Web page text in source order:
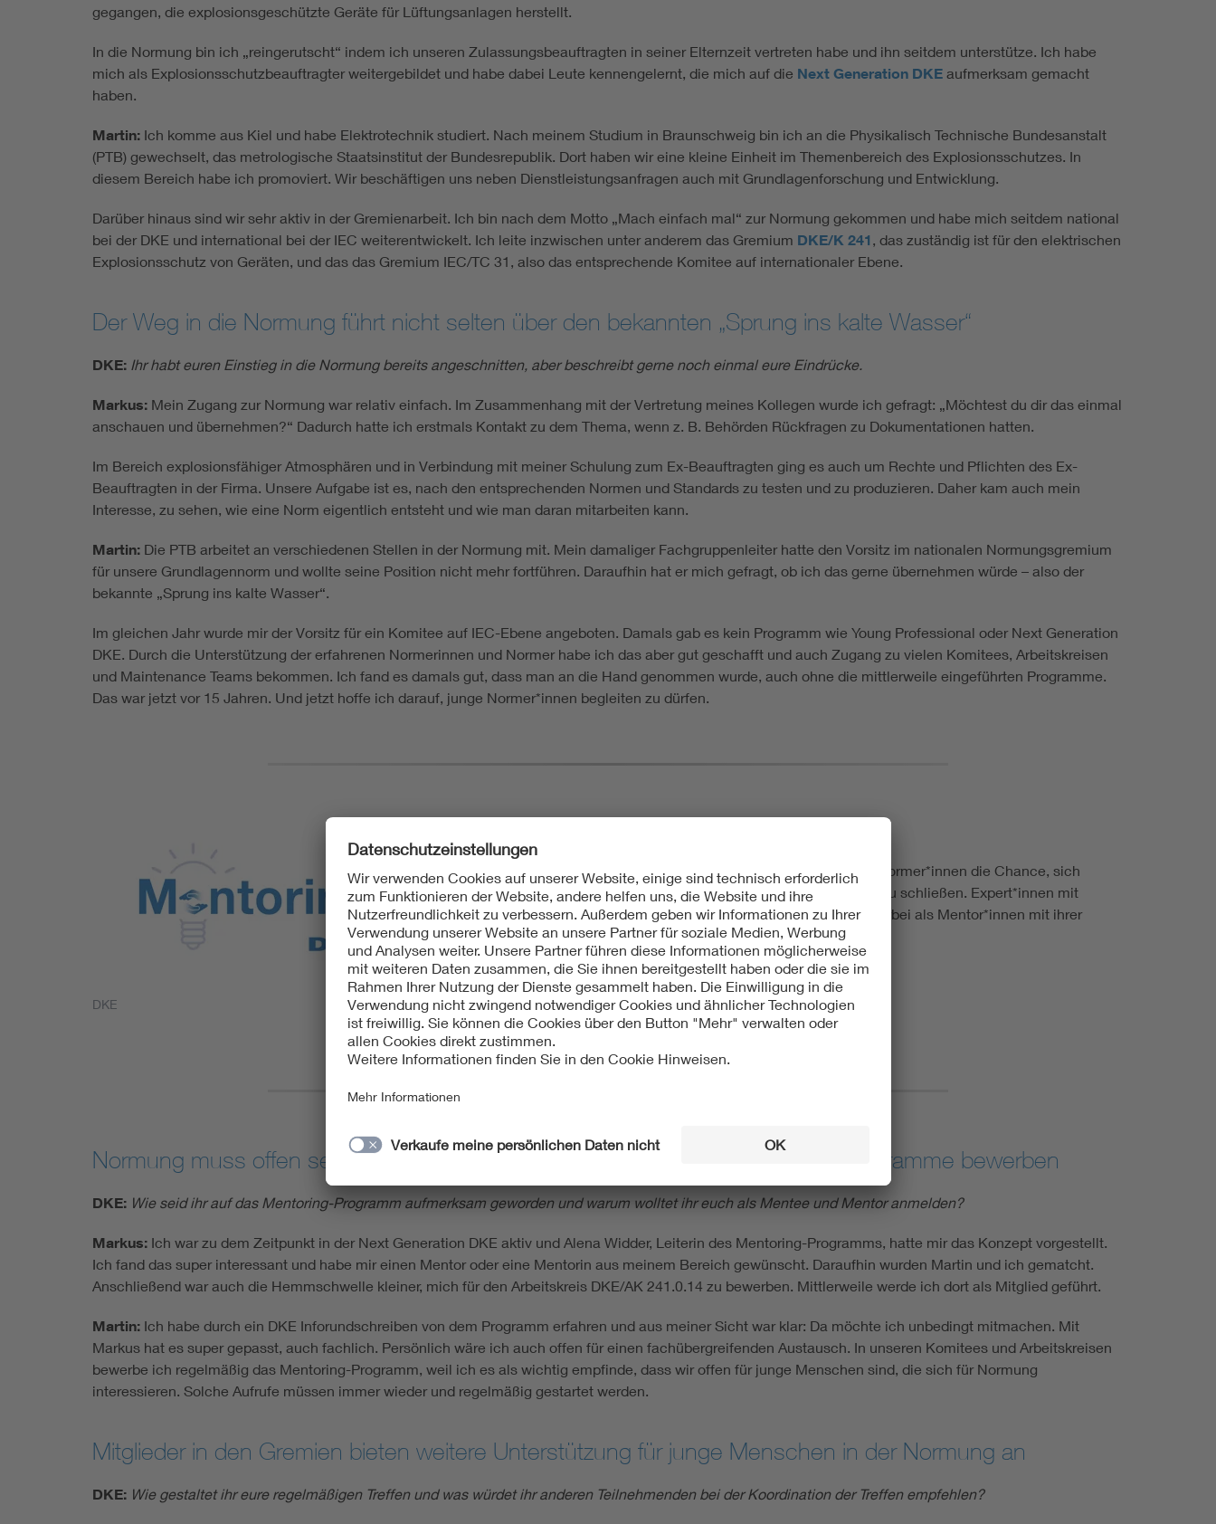
gegangen, die explosionsgeschützte Geräte für Lüftungsanlagen herstellt.
In die Normung bin ich „reingerutscht“ indem ich unseren Zulassungsbeauftragten in seiner Elternzeit vertreten habe und ihn seitdem unterstütze. Ich habe
mich als Explosionsschutzbeauftragter weitergebildet und habe dabei Leute kennengelernt, die mich auf die Next Generation DKE aufmerksam gemacht
haben.
Martin: Ich komme aus Kiel und habe Elektrotechnik studiert. Nach meinem Studium in Braunschweig bin ich an die Physikalisch Technische Bundesanstalt
(PTB) gewechselt, das metrologische Staatsinstitut der Bundesrepublik. Dort haben wir eine kleine Einheit im Themenbereich des Explosionsschutzes. In
diesem Bereich habe ich promoviert. Wir beschäftigen uns neben Dienstleistungsanfragen auch mit Grundlagenforschung und Entwicklung.
Darüber hinaus sind wir sehr aktiv in der Gremienarbeit. Ich bin nach dem Motto „Mach einfach mal“ zur Normung gekommen und habe mich seitdem national
bei der DKE und international bei der IEC weiterentwickelt. Ich leite inzwischen unter anderem das Gremium DKE/K 241 , das zuständig ist für den elektrischen
Explosionsschutz von Geräten, und das das Gremium IEC/TC 31, also das entsprechende Komitee auf internationaler Ebene.
Der Weg in die Normung führt nicht selten über den bekannten „Sprung ins kalte Wasser“
DKE: Ihr habt euren Einstieg in die Normung bereits angeschnitten, aber beschreibt gerne noch einmal eure Eindrücke.
Markus: Mein Zugang zur Normung war relativ einfach. Im Zusammenhang mit der Vertretung meines Kollegen wurde ich gefragt: „Möchtest du dir das einmal
anschauen und übernehmen?“ Dadurch hatte ich erstmals Kontakt zu dem Thema, wenn z. B. Behörden Rückfragen zu Dokumentationen hatten.
Im Bereich explosionsfähiger Atmosphären und in Verbindung mit meiner Schulung zum Ex-Beauftragten ging es auch um Rechte und Pflichten des Ex-
Beauftragten in der Firma. Unsere Aufgabe ist es, nach den entsprechenden Normen und Standards zu testen und zu produzieren. Daher kam auch mein
Interesse, zu sehen, wie eine Norm eigentlich entsteht und wie man daran mitarbeiten kann.
Martin: Die PTB arbeitet an verschiedenen Stellen in der Normung mit. Mein damaliger Fachgruppenleiter hatte den Vorsitz im nationalen Normungsgremium
für unsere Grundlagennorm und wollte seine Position nicht mehr fortführen. Daraufhin hat er mich gefragt, ob ich das gerne übernehmen würde – also der
bekannte „Sprung ins kalte Wasser“.
Im gleichen Jahr wurde mir der Vorsitz für ein Komitee auf IEC-Ebene angeboten. Damals gab es kein Programm wie Young Professional oder Next Generation
DKE. Durch die Unterstützung der erfahrenen Normerinnen und Normer habe ich das aber gut geschafft und auch Zugang zu vielen Komitees, Arbeitskreisen
und Maintenance Teams bekommen. Ich fand es damals gut, dass man an die Hand genommen wurde, auch ohne die mittlerweile eingeführten Programme.
Das war jetzt vor 15 Jahren. Und jetzt hoffe ich darauf, junge Normer*innen begleiten zu dürfen.
DKE
Mit dem DKE Mentoring Programm haben neue sowie erfahrenere Normer*innen die Chance, sich
vertiefend auf die Gremienarbeit vorzubereiten und Wissenslücken zu schließen. Expert*innen mit
längerer Erfahrung in der internationalen Normungsarbeit stehen hierbei als Mentor*innen mit ihrer
umfassendem Expertenwissen zur Seite.
Mehr erfahren
Normung muss offen sein für junge Menschen und regelmäßig vorhandene Programme bewerben
DKE: Wie seid ihr auf das Mentoring-Programm aufmerksam geworden und warum wolltet ihr euch als Mentee und Mentor anmelden?
Markus: Ich war zu dem Zeitpunkt in der Next Generation DKE aktiv und Alena Widder, Leiterin des Mentoring-Programms, hatte mir das Konzept vorgestellt.
Ich fand das super interessant und habe mir einen Mentor oder eine Mentorin aus meinem Bereich gewünscht. Daraufhin wurden Martin und ich gematcht.
Anschließend war auch die Hemmschwelle kleiner, mich für den Arbeitskreis DKE/AK 241.0.14 zu bewerben. Mittlerweile werde ich dort als Mitglied geführt.
Martin: Ich habe durch ein DKE Inforundschreiben von dem Programm erfahren und aus meiner Sicht war klar: Da möchte ich unbedingt mitmachen. Mit
Markus hat es super gepasst, auch fachlich. Persönlich wäre ich auch offen für einen fachübergreifenden Austausch. In unseren Komitees und Arbeitskreisen
bewerbe ich regelmäßig das Mentoring-Programm, weil ich es als wichtig empfinde, dass wir offen für junge Menschen sind, die sich für Normung
interessieren. Solche Aufrufe müssen immer wieder und regelmäßig gestartet werden.
Mitglieder in den Gremien bieten weitere Unterstützung für junge Menschen in der Normung an
DKE: Wie gestaltet ihr eure regelmäßigen Treffen und was würdet ihr anderen Teilnehmenden bei der Koordination der Treffen empfehlen?